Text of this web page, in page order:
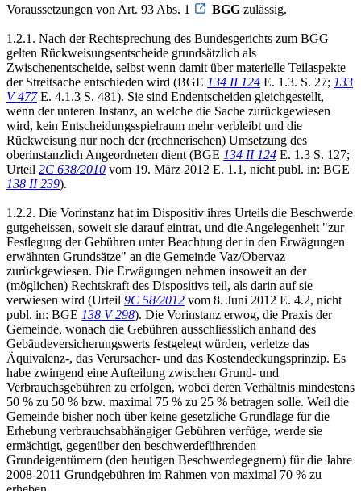
Voraussetzungen von Art. 93 Abs. 1
BGG zulässig.
1.2.1. Nach der Rechtsprechung des Bundesgerichts zum BGG
gelten Rückweisungsentscheide grundsätzlich als
Zwischenentscheide, selbst wenn damit über materielle Teilaspekte
der Streitsache entschieden wird (BGE 134 II 124 E. 1.3. S. 27; 133
V 477E. 4.1.3 S. 481). Sie sind Endentscheiden gleichgestellt,
wenn der unteren Instanz, an welche die Sache zurückgewiesen
wird, kein Entscheidungsspielraum mehr verbleibt und die
Rückweisung nur noch der (rechnerischen) Umsetzung des
oberinstanzlich Angeordneten dient (BGE 134 II 124 E. 1.3 S. 127;
Urteil 2C 638/2010 vom 19. März 2012 E. 1.1, nicht publ. in: BGE
138 II 239).
1.2.2. Die Vorinstanz hat im Dispositiv ihres Urteils die Beschwerde
gutgeheissen, soweit sie darauf eintrat, und die Angelegenheit "zur
Festlegung der Gebühren unter Beachtung der in den Erwägungen
erwähnten Grundsätze" an die Gemeinde Vaz/Obervaz
zurückgewiesen. Die Erwägungen nehmen insoweit an der
(möglichen) Rechtskraft des Dispositivs teil, als darin auf sie
verwiesen wird (Urteil 9C 58/2012 vom 8. Juni 2012 E. 4.2, nicht
publ. in: BGE 138 V 298). Die Vorinstanz erwog, die Praxis der
Gemeinde, wonach die Gebühren ausschliesslich anhand des
Gebäudeversicherungswerts festgelegt würden, verletze das
Äquivalenz-, das Verursacher- und das Kostendeckungsprinzip. Es
habe zwingend eine Aufteilung zwischen Grund- und
Verbrauchsgebühren zu erfolgen, wobei deren Verhältnis mindestens
50 % zu 50 % bzw. maximal 75 % zu 25 % betragen solle. Weil die
Gemeinde bisher noch über keine gesetzliche Grundlage für die
Erhebung verbrauchsabhängiger Gebühren verfüge, werde sie
ermächtigt, gegenüber den beschwerdeführenden
Grundeigentümern (den heutigen Beschwerdegegnern) für die Jahre
2008-2011 Grundgebühren im Rahmen von maximal 70 % zu